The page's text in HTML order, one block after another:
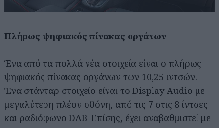
Πλήρως ψηφιακός πίνακας οργάνων
Ένα από τα πολλά νέα στοιχεία είναι ο πλήρως
ψηφιακός πίνακας οργάνων των 10,25 ιντσών.
Ένα στάνταρ στοιχείο είναι το Display Audio με
μεγαλύτερη πλέον οθόνη, από τις 7 στις 8 ίντσες
και ραδιόφωνο DAB. Επίσης, έχει αναβαθμιστεί με